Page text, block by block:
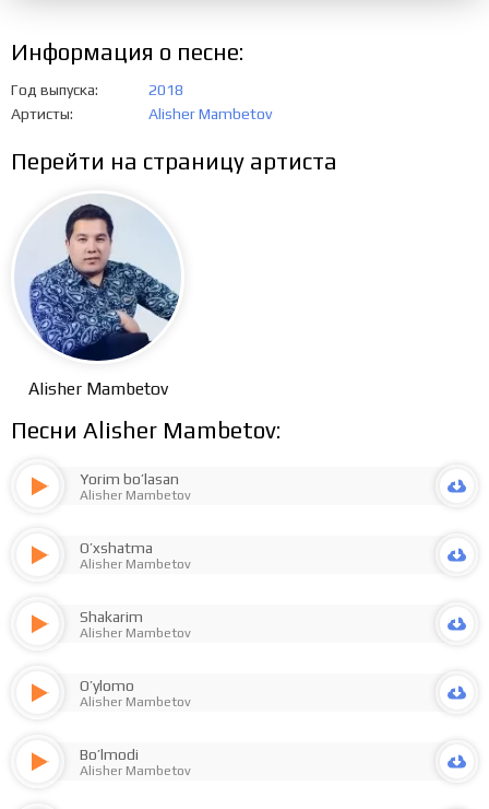
Информация о песне:
Год выпуска
2018
Артисты
Alisher Mambetov
Перейти на страницу артиста
Alisher Mambetov
Песни Alisher Mambetov:
Yorim bo’lasan
Alisher Mambetov
O’xshatma
Alisher Mambetov
Shakarim
Alisher Mambetov
O’ylomo
Alisher Mambetov
Bo’lmodi
Alisher Mambetov